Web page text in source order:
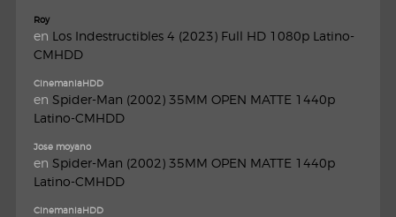
Roy
en Los Indestructibles 4 (2023) Full HD 1080p Latino-
CMHDD
CinemaniaHDD
en Spider-Man (2002) 35MM OPEN MATTE 1440p
Latino-CMHDD
Jose moyano
en Spider-Man (2002) 35MM OPEN MATTE 1440p
Latino-CMHDD
CinemaniaHDD